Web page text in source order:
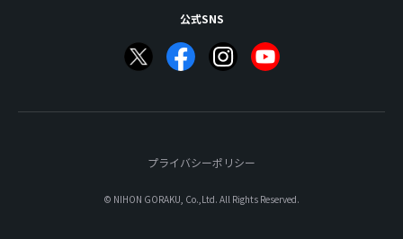
公式SNS
プライバシーポリシー
© NIHON GORAKU, Co.,Ltd. All Rights Reserved.